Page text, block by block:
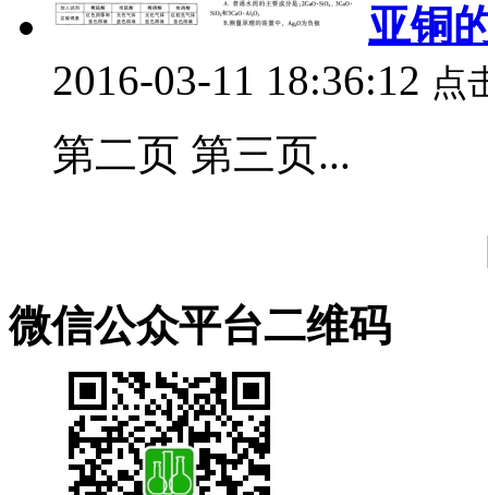
亚铜
2016-03-11 18:36:12 点
第二页 第三页...
微信公众平台二维码